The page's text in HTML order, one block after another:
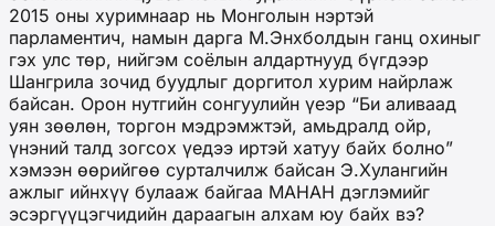
2015 оны хуримнаар нь Монголын нэртэй
парламентич, намын дарга М.Энхболдын ганц охиныг
гэх улс төр, нийгэм соёлын алдартнууд бүгдээр
Шангрила зочид буудлыг доргитол хурим найрлаж
байсан. Орон нутгийн сонгуулийн үеэр “Би аливаад
уян зөөлөн, торгон мэдрэмжтэй, амьдралд ойр,
үнэний талд зогсох үедээ иртэй хатуу байх болно”
хэмээн өөрийгөө сурталчилж байсан Э.Хулангийн
ажлыг ийнхүү булааж байгаа МАНАН дэглэмийг
эсэргүүцэгчидийн дараагын алхам юу байх вэ?